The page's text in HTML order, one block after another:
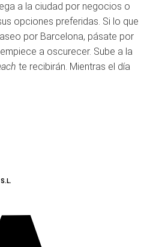
a la ciudad por negocios o
opciones preferidas. Si lo que
por Barcelona, pásate por
a oscurecer. Sube a la
te recibirán. Mientras el día